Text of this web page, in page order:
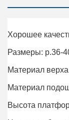
Хорошее
Размеры: р.36-
Материал
Материал
Высота